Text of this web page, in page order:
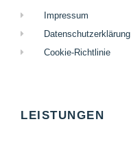
Impressum
Datenschutzerklärung
Cookie-Richtlinie
LEISTUNGEN